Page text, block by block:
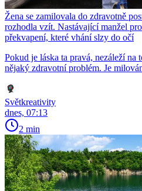
Žena se zamilovala do zdravotně
rozhodla vzít. Nastávající manžel
překvapení, které vhání slzy do očí
Pokud je láska ta pravá, nezáleží na
nějaký zdravotní problém. Je
Světkreativity
dnes, 07:13
2 min